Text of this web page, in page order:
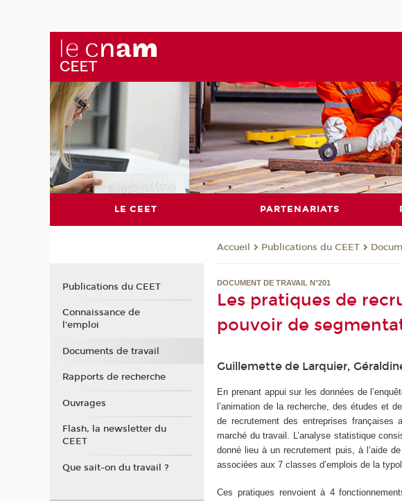
LE CEET PARTENARIATS
Accueil Publications du CEET
DOCUMENT DE TRAVAIL N°201
Les pratiques de
pouvoir de
Guillemette de Larquier,
En prenant appui sur les données de
l’animation de la recherche, des études et
de recrutement des entreprises
marché du travail. L’analyse statistique
donné lieu à un recrutement puis, à l’aide
associées aux 7 classes d’emplois de la
Ces pratiques renvoient à 4
Publications du CEET
Connaissance de
l'emploi
Documents de travail
Rapports de recherche
Ouvrages
Flash, la newsletter du
CEET
Que sait-on du travail ?